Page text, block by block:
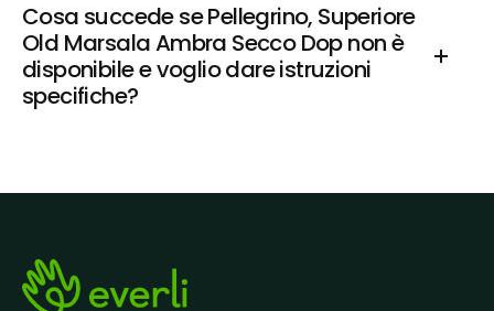
Cosa succede se Pellegrino, Superiore
Old Marsala Ambra Secco Dop non è
disponibile e voglio dare istruzioni
specifiche?